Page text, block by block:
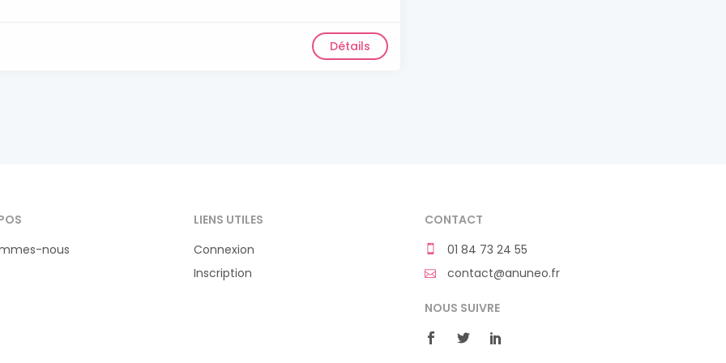
Détails
nous
LIENS UTILES
Connexion
Inscription
CONTACT
01 84 73 24 55
contact@anuneo.fr
NOUS SUIVRE